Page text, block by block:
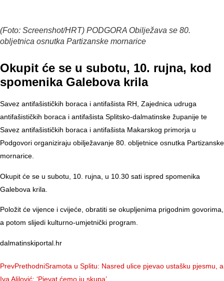
(Foto: Screenshot/HRT) PODGORA Obilježava se 80.
obljetnica osnutka Partizanske mornarice
Okupit će se u subotu, 10. rujna, kod
spomenika Galebova krila
Savez antifašističkih boraca i antifašista RH, Zajednica udruga
antifašističkih boraca i antifašista Splitsko-dalmatinske županije te
Savez antifašističkih boraca i antifašista Makarskog primorja u
Podgovori organiziraju obilježavanje 80. obljetnice osnutka Partizanske
mornarice.
Okupit će se u subotu, 10. rujna, u 10.30 sati ispred spomenika
Galebova krila.
Položit će vijence i cvijeće, obratiti se okupljenima prigodnim govorima,
a potom slijedi kulturno-umjetnički program.
dalmatinskiportal.hr
PrevPrethodniSramota u Splitu: Nasred ulice pjevao ustašku pjesmu, a
Iva Alilović; ‘Pjevat ćemo ju skupa’